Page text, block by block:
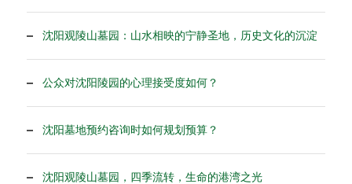
沈阳观陵山墓园：山水相映的宁静圣地，历史文化的沉淀
公众对沈阳陵园的心理接受度如何？
沈阳墓地预约咨询时如何规划预算？
沈阳观陵山墓园，四季流转，生命的港湾之光